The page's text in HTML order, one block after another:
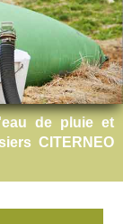
de pluie et
CITERNEO